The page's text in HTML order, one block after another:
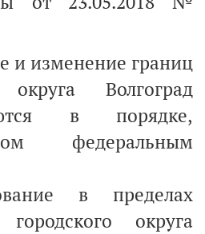
и изменение границ
округа Волгоград
в порядке,
федеральным
в пределах
городского округа